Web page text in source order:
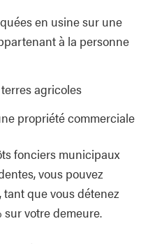
en usine sur une
à la personne
agricoles
propriété commerciale
fonciers municipaux
vous pouvez
que vous détenez
sur votre demeure.